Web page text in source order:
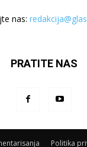
nas:
PRATITE NAS
Politika